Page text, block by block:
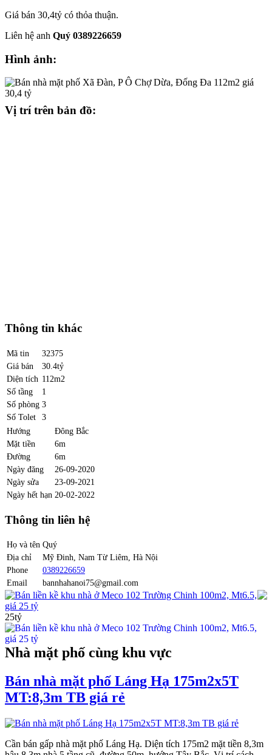
Giá bán 30,4tỷ có thỏa thuận.
Liên hệ anh Quý 0389226659
Hình ảnh:
Vị trí trên bản đồ:
Thông tin khác
Mã tin
32375
Giá bán
30.4tỷ
Diện tích 112m2
Số tầng
1
Số phòng 3
Số Tolet
3
Hướng
Đông Bắc
Mặt tiền
6m
Đường
6m
Ngày đăng
26-09-2020
Ngày sửa
23-09-2021
Ngày hết hạn 20-02-2022
Thông tin liên hệ
Họ và tên Quý
Địa chỉ
Mỹ Đinh, Nam Từ Liêm, Hà Nội
Phone
0389226659
Email
bannhahanoi75@gmail.com
Bán liền kề khu nhà ở Meco 102 Trường Chinh 100m2, Mt6.5,
giá 25 tỷ
25tỷ
Nhà mặt phố cùng khu vực
Bán nhà mặt phố Láng Hạ 175m2x5T
MT:8,3m TB giá rẻ
Cần bán gấp nhà mặt phố Láng Hạ. Diện tích 175m2 mặt tiền 8,3m